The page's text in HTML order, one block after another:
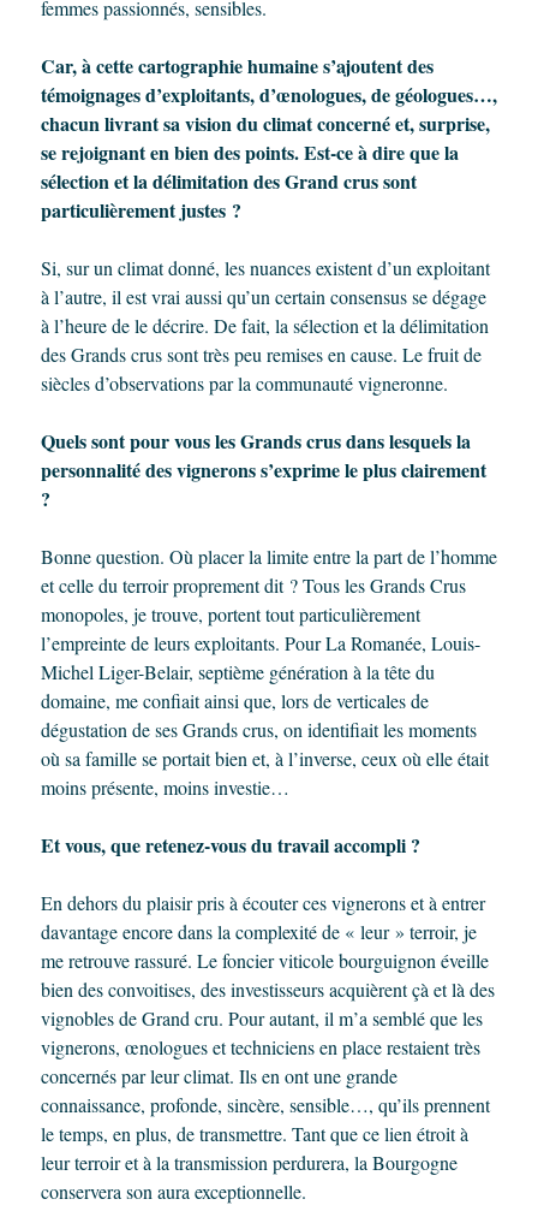
femmes passionnés, sensibles.
Car, à cette cartographie humaine s’ajoutent des
témoignages d’exploitants, d’œnologues, de géologues…,
chacun livrant sa vision du climat concerné et, surprise,
se rejoignant en bien des points. Est-ce à dire que la
sélection et la délimitation des Grand crus sont
particulièrement justes ?
Si, sur un climat donné, les nuances existent d’un exploitant
à l’autre, il est vrai aussi qu’un certain consensus se dégage
à l’heure de le décrire. De fait, la sélection et la délimitation
des Grands crus sont très peu remises en cause. Le fruit de
siècles d’observations par la communauté vigneronne.
Quels sont pour vous les Grands crus dans lesquels la
personnalité des vignerons s’exprime le plus clairement
?
Bonne question. Où placer la limite entre la part de l’homme
et celle du terroir proprement dit ? Tous les Grands Crus
monopoles, je trouve, portent tout particulièrement
l’empreinte de leurs exploitants. Pour La Romanée, Louis-
Michel Liger-Belair, septième génération à la tête du
domaine, me confiait ainsi que, lors de verticales de
dégustation de ses Grands crus, on identifiait les moments
où sa famille se portait bien et, à l’inverse, ceux où elle était
moins présente, moins investie…
Et vous, que retenez-vous du travail accompli ?
En dehors du plaisir pris à écouter ces vignerons et à entrer
davantage encore dans la complexité de « leur » terroir, je
me retrouve rassuré. Le foncier viticole bourguignon éveille
bien des convoitises, des investisseurs acquièrent çà et là des
vignobles de Grand cru. Pour autant, il m’a semblé que les
vignerons, œnologues et techniciens en place restaient très
concernés par leur climat. Ils en ont une grande
connaissance, profonde, sincère, sensible…, qu’ils prennent
le temps, en plus, de transmettre. Tant que ce lien étroit à
leur terroir et à la transmission perdurera, la Bourgogne
conservera son aura exceptionnelle.